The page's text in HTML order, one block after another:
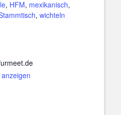
, HFM, mexikanisch,
, wichteln